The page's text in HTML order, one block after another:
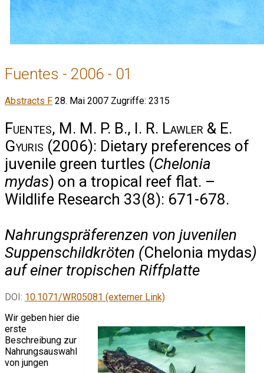
Fuentes - 2006 - 01
Abstracts F 28. Mai 2007 Zugriffe: 2315
Fuentes, M. M. P. B., I. R. Lawler & E.
Gyuris (2006): Dietary preferences of
juvenile green turtles (Chelonia
mydas) on a tropical reef flat. –
Wildlife Research 33(8): 671-678.
Nahrungspräferenzen von juvenilen
Suppenschildkröten (Chelonia mydas)
auf einer tropischen Riffplatte
DOI: 10.1071/WR05081 (externer Link)
Wir geben hier die
erste
Beschreibung zur
Nahrungsauswahl
von jungen